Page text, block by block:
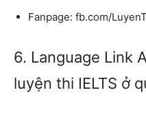
Fanpage: fb.com/
6. Language Link
luyện thi IELTS ở